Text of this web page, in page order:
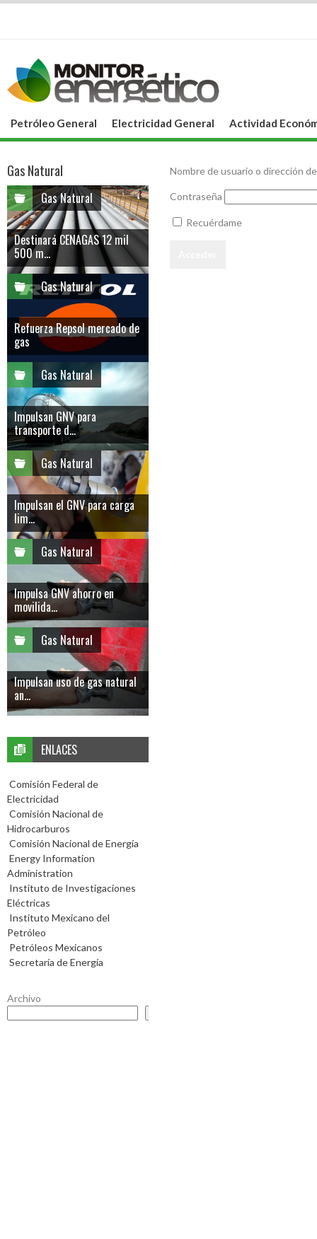
Petróleo General Electricidad General Actividad
Nombre de usuario o dirección
Contraseña
Recuérdame
Gas Natural
Gas Natural
Destinará CENAGAS 12 mil
500 m...
Gas Natural
Refuerza Repsol mercado de
gas
Gas Natural
Impulsan GNV para
transporte d...
Gas Natural
Impulsan el GNV para carga
lim...
Gas Natural
Impulsa GNV ahorro en
movilida...
Gas Natural
Impulsan uso de gas natural
an...
ENLACES
Comisión Federal de
Electricidad
Comisión Nacional de
Hidrocarburos
Comisión Nacional de Energía
Energy Information
Administration
Instituto de Investigaciones
Eléctricas
Instituto Mexicano del
Petróleo
Petróleos Mexicanos
Secretaría de Energía
Archivo